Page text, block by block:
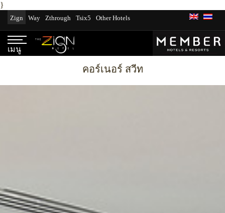
}
ข้าม
ไป
เนื้อหา
Zign Way Zthrough Tsix5 Other Hotels
เมนู
คอร์เนอร์ สวีท